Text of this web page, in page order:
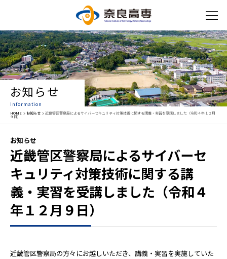
お知らせ
Information
HOME お知らせ 近畿管区警察局によるサイバーセキュリティ対策技術に関する講義・実習を受講しました（令和４年１２月
９日）
お知らせ
近畿管区警察局によるサイバーセ
キュリティ対策技術に関する講
義・実習を受講しました（令和４
年１２月９日）
近畿管区警察局の方々にお越しいただき、講義・実習を実施していた